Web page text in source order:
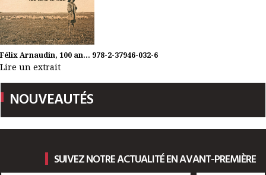
Félix Arnaudin, 100 an... 978-2-37946-032-6
Lire un extrait
NOUVEAUTÉS
SUIVEZ NOTRE ACTUALITÉ EN AVANT-PREMIÈRE